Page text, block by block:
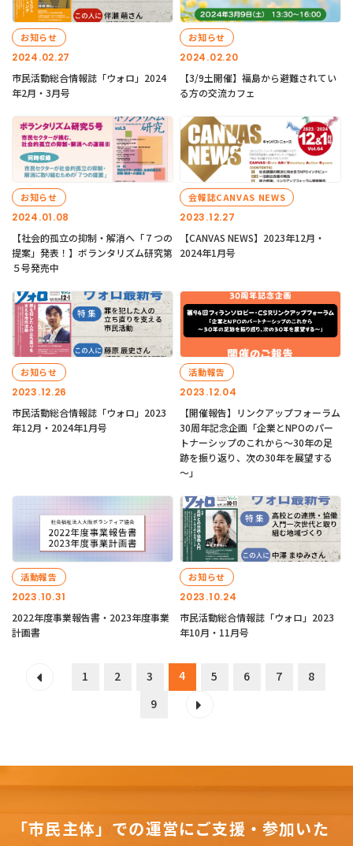
2024.02.27
お知らせ
市民活動総合情報誌「ウォロ」2024
年2月・3月号
2024.02.20
お知らせ
【3/9土開催】福島から避難されてい
る方の交流カフェ
2024.01.08
お知らせ
【社会的孤立の抑制・解消へ「７つの
提案」発表！】ボランタリズム研究第
５号発売中
2023.12.27
会報誌CANVAS NEWS
【CANVAS NEWS】2023年12月・
2024年1月号
2023.12.26
お知らせ
市民活動総合情報誌「ウォロ」2023
年12月・2024年1月号
2023.12.04
活動報告
【開催報告】リンクアップフォーラム
30周年記念企画「企業とNPOのパー
トナーシップのこれから～30年の足
跡を振り返り、次の30年を展望する
～」
2023.10.31
活動報告
2022年度事業報告書・2023年度事業
計画書
2023.10.24
お知らせ
市民活動総合情報誌「ウォロ」2023
年10月・11月号
1 2 3 4 5 6 7
8
9
「市民主体」での運営にご支援・参加いた